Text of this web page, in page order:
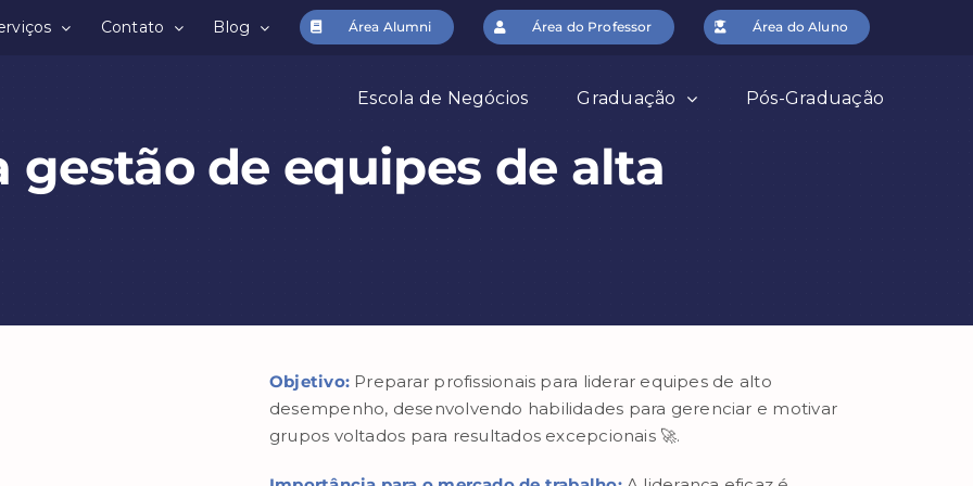
Contato Blog Área Alumni Área do Professor Área do Aluno
Escola de Negócios Graduação Pós-Graduação
gestão de equipes de alta
Objetivo: Preparar profissionais para liderar equipes de alto
desempenho, desenvolvendo habilidades para gerenciar e motivar
grupos voltados para resultados excepcionais 🚀.